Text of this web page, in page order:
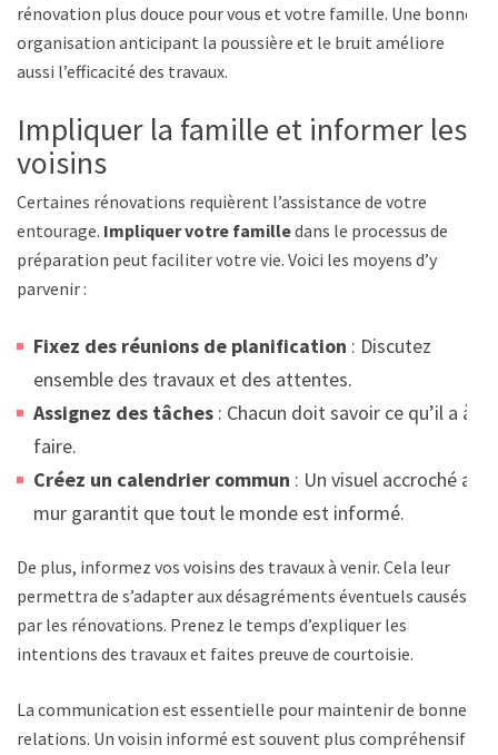
rénovation plus douce pour vous et votre famille. Une bonne
organisation anticipant la poussière et le bruit améliore
aussi l’efficacité des travaux.
Impliquer la famille et informer les
voisins
Certaines rénovations requièrent l’assistance de votre
entourage. Impliquer votre familledans le processus de
préparation peut faciliter votre vie. Voici les moyens d’y
parvenir :
Fixez des réunions de planification : Discutez
ensemble des travaux et des attentes.
Assignez des tâches : Chacun doit savoir ce qu’il a à
faire.
Créez un calendrier commun : Un visuel accroché au
mur garantit que tout le monde est informé.
De plus, informez vos voisins des travaux à venir. Cela leur
permettra de s’adapter aux désagréments éventuels causés
par les rénovations. Prenez le temps d’expliquer les
intentions des travaux et faites preuve de courtoisie.
La communication est essentielle pour maintenir de bonnes
relations. Un voisin informé est souvent plus compréhensif